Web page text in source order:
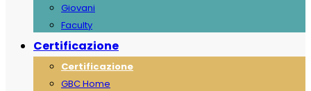
Giovani
Faculty
Certificazione
Certificazione
GBC Home